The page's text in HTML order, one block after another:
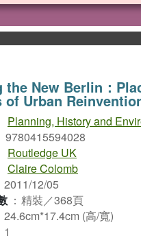
the New Berlin：
Urban
Planning, History and
9780415594028
Routledge UK
Claire Colomb
2011/12/05
： 精裝／368頁
24.6cm*17.4cm (高/寬)
1